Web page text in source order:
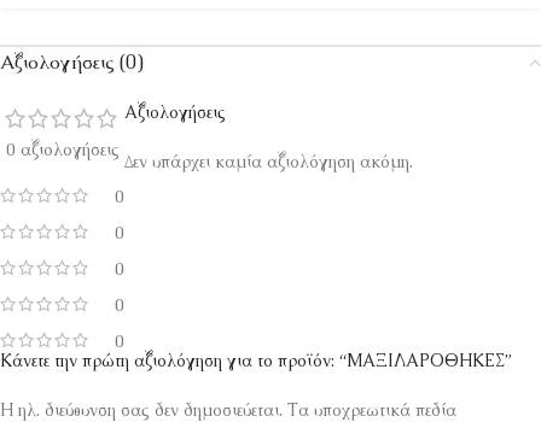
Αξιολογήσεις (0)
0 αξιολογήσεις
0
0
0
0
0
Αξιολογήσεις
Δεν υπάρχει καμία αξιολόγηση ακόμη.
Κάνετε την πρώτη αξιολόγηση για το προϊόν: “ΜΑΞΙΛΑΡΟΘΗΚΕΣ”
Η ηλ. διεύθυνση σας δεν δημοσιεύεται. Τα υποχρεωτικά πεδία